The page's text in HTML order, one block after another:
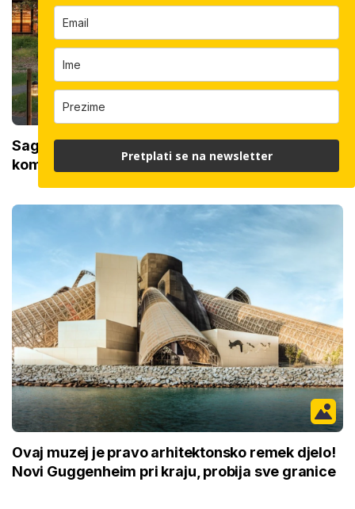
Sagradili koncertnu dvoranu u šumi: Savršena
kombinacija sirove žbuke, bakra i bukve
Ovaj muzej je pravo arhitektonsko remek djelo!
Novi Guggenheim pri kraju, probija sve granice
Pretplati se na newsletter